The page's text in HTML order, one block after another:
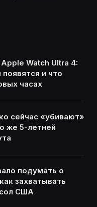
Watch Ultra 4:
и что
часах
сейчас «убивают»
же 5-летней
подумать о
захватывать
США